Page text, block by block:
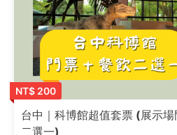
NT$ 200
台中｜科博館超值套票 (展示
二選一)